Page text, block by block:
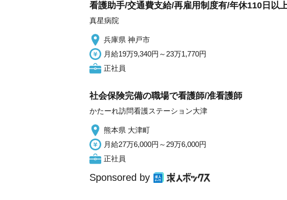
看護助手/交通費支給/再雇用制度有/年休110日以
真星病院
兵庫県 神戸市
月給19万9,340円～23万1,770円
正社員
社会保険完備の職場で看護師/准看護師
かたーれ訪問看護ステーション大津
熊本県 大津町
月給27万6,000円～29万6,000円
正社員
Sponsored by